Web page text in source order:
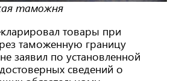
таможня
товары при
таможенную границу
заявил по установленной
сведений о